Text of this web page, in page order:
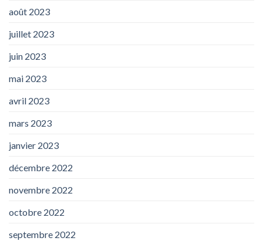
août 2023
juillet 2023
juin 2023
mai 2023
avril 2023
mars 2023
janvier 2023
décembre 2022
novembre 2022
octobre 2022
septembre 2022